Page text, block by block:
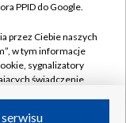
PPID do Google.
przez Ciebie naszych
w tym informacje
sygnalizatory
świadczenie